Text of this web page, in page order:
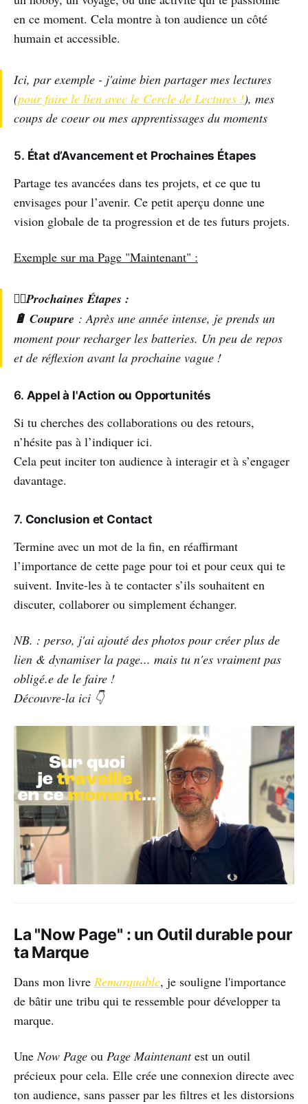
en ce moment. Cela montre à ton audience un côté
humain et accessible.
Ici, par exemple - j'aime bien partager mes lectures
(pour faire le lien avec le Cercle de Lectures !), mes
coups de coeur ou mes apprentissages du moments
5. État d’Avancement et Prochaines Étapes
Partage tes avancées dans tes projets, et ce que tu
envisages pour l’avenir. Ce petit aperçu donne une
vision globale de ta progression et de tes futurs projets.
Exemple sur ma Page "Maintenant" :
🚶‍♂️Prochaines Étapes :
🔋 Coupure : Après une année intense, je prends un
moment pour recharger les batteries. Un peu de repos
et de réflexion avant la prochaine vague !
6. Appel à l'Action ou Opportunités
Si tu cherches des collaborations ou des retours,
n’hésite pas à l’indiquer ici.
Cela peut inciter ton audience à interagir et à s’engager
davantage.
7. Conclusion et Contact
Termine avec un mot de la fin, en réaffirmant
l’importance de cette page pour toi et pour ceux qui te
suivent. Invite-les à te contacter s’ils souhaitent en
discuter, collaborer ou simplement échanger.
NB. : perso, j'ai ajouté des photos pour créer plus de
lien & dynamiser la page... mais tu n'es vraiment pas
obligé.e de le faire !
Découvre-la ici 👇
La "Now Page" : un Outil durable pour
ta Marque
Dans mon livre Remarquable, je souligne l'importance
de bâtir une tribu qui te ressemble pour développer ta
marque.
UneNow Page ou Page Maintenantest un outil
précieux pour cela. Elle crée une connexion directe avec
ton audience, sans passer par les filtres et les distorsions